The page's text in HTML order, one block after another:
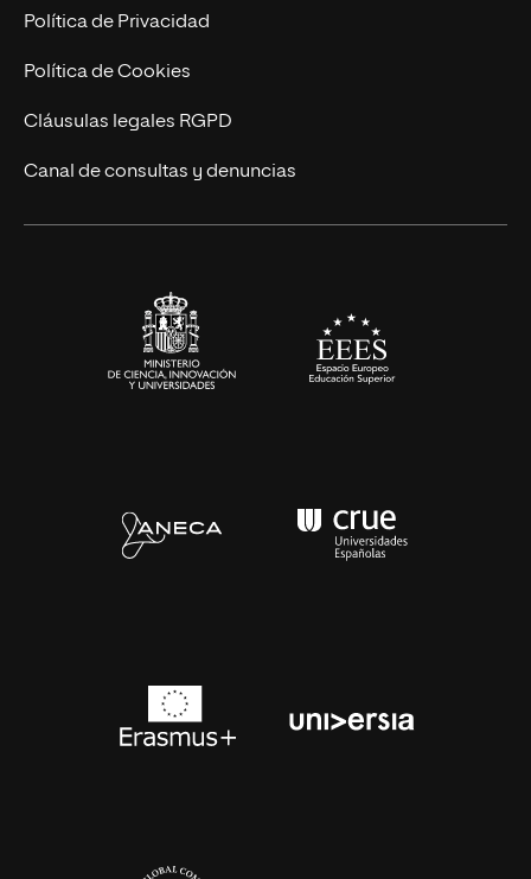
Postgrados
Cursos Universitarios
Trabaja en UNIR
Actualidad
UNIR Revista
Eventos
Política de Privacidad
Política de Cookies
Cláusulas legales RGPD
Canal de consultas y denuncias